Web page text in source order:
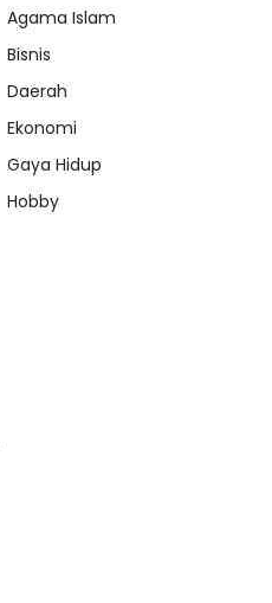
Agama Islam
Bisnis
Daerah
Ekonomi
Gaya Hidup
Hobby